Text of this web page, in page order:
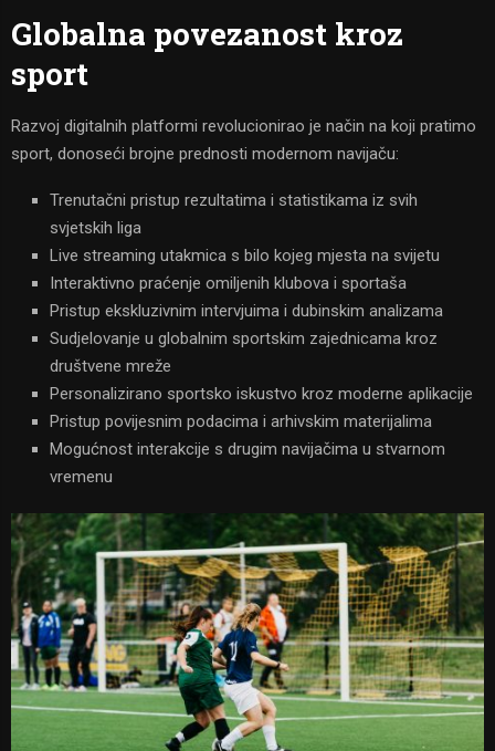
Globalna povezanost kroz
sport
Razvoj digitalnih platformi revolucionirao je način na koji pratimo
sport, donoseći brojne prednosti modernom navijaču:
Trenutačni pristup rezultatima i statistikama iz svih
svjetskih liga
Live streaming utakmica s bilo kojeg mjesta na svijetu
Interaktivno praćenje omiljenih klubova i sportaša
Pristup ekskluzivnim intervjuima i dubinskim analizama
Sudjelovanje u globalnim sportskim zajednicama kroz
društvene mreže
Personalizirano sportsko iskustvo kroz moderne aplikacije
Pristup povijesnim podacima i arhivskim materijalima
Mogućnost interakcije s drugim navijačima u stvarnom
vremenu